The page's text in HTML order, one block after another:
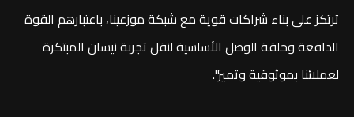
ترتكز على بناء شراكات قوية مع شبكة موزعينا، باعتبارهم القوة
الدافعة وحلقة الوصل الأساسية لنقل تجربة نيسان المبتكرة
لعملائنا بموثوقية وتميز".